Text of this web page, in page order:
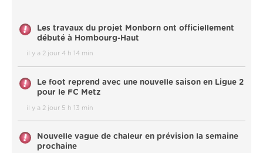
Les travaux du projet Monborn ont officiellement
débuté à Hombourg-Haut
il y a 2 jour 4 h 14 min
Le foot reprend avec une nouvelle saison en Ligue 2
pour le FC Metz
il y a 2 jour 5 h 13 min
Nouvelle vague de chaleur en prévision la semaine
prochaine